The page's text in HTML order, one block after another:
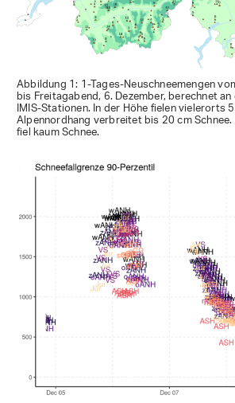
Abbildung 1: 1-Tages-Neuschneemengen
bis Freitagabend, 6. Dezember, berechnet
IMIS-Stationen. In der Höhe fielen vielerorts
Alpennordhang verbreitet bis 20 cm
fiel kaum Schnee.